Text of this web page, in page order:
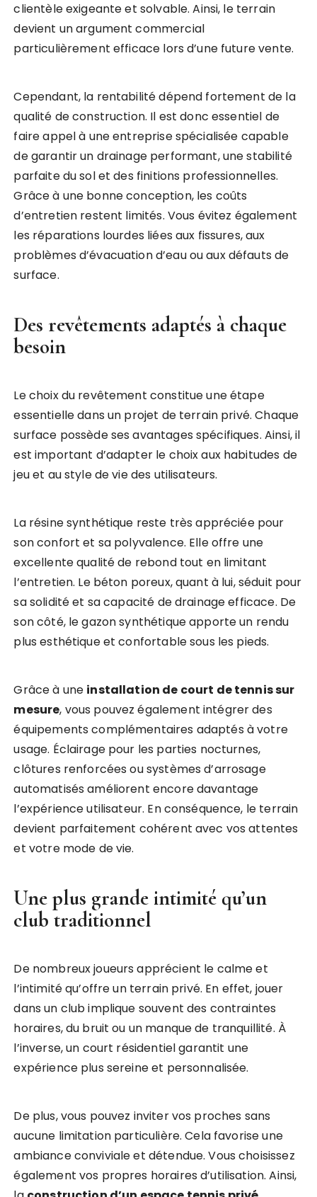
clientèle exigeante et solvable. Ainsi, le terrain
devient un argument commercial
particulièrement efficace lors d’une future vente.
Cependant, la rentabilité dépend fortement de la
qualité de construction. Il est donc essentiel de
faire appel à une entreprise spécialisée capable
de garantir un drainage performant, une stabilité
parfaite du sol et des finitions professionnelles.
Grâce à une bonne conception, les coûts
d’entretien restent limités. Vous évitez également
les réparations lourdes liées aux fissures, aux
problèmes d’évacuation d’eau ou aux défauts de
surface.
Des revêtements adaptés à chaque
besoin
Le choix du revêtement constitue une étape
essentielle dans un projet de terrain privé. Chaque
surface possède ses avantages spécifiques. Ainsi, il
est important d’adapter le choix aux habitudes de
jeu et au style de vie des utilisateurs.
La résine synthétique reste très appréciée pour
son confort et sa polyvalence. Elle offre une
excellente qualité de rebond tout en limitant
l’entretien. Le béton poreux, quant à lui, séduit pour
sa solidité et sa capacité de drainage efficace. De
son côté, le gazon synthétique apporte un rendu
plus esthétique et confortable sous les pieds.
Grâce à une installation de court de tennis sur
mesure, vous pouvez également intégrer des
équipements complémentaires adaptés à votre
usage. Éclairage pour les parties nocturnes,
clôtures renforcées ou systèmes d’arrosage
automatisés améliorent encore davantage
l’expérience utilisateur. En conséquence, le terrain
devient parfaitement cohérent avec vos attentes
et votre mode de vie.
Une plus grande intimité qu’un
club traditionnel
De nombreux joueurs apprécient le calme et
l’intimité qu’offre un terrain privé. En effet, jouer
dans un club implique souvent des contraintes
horaires, du bruit ou un manque de tranquillité. À
l’inverse, un court résidentiel garantit une
expérience plus sereine et personnalisée.
De plus, vous pouvez inviter vos proches sans
aucune limitation particulière. Cela favorise une
ambiance conviviale et détendue. Vous choisissez
également vos propres horaires d’utilisation. Ainsi,